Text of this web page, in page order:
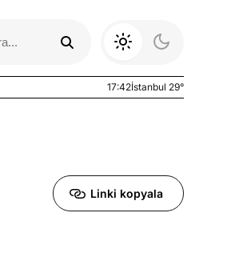
17:42İstanbul 29°
Linki kopyala